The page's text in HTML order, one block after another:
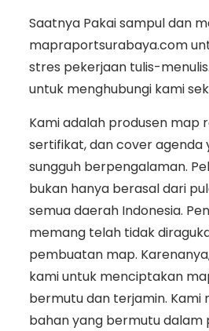
Saatnya Pakai sampul dan
mapraportsurabaya.com
stres pekerjaan tulis-
untuk menghubungi kami
Kami adalah produsen map
sertifikat, dan cover agenda
sungguh berpengalaman.
bukan hanya berasal dari
semua daerah Indonesia.
memang telah tidak
pembuatan map.
kami untuk menciptakan
bermutu dan terjamin. Kami
bahan yang bermutu dalam